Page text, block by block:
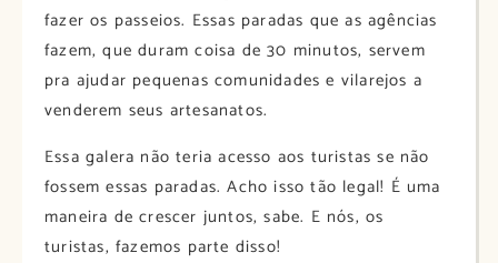
fazer os passeios. Essas paradas que as agências
fazem, que duram coisa de 30 minutos, servem
pra ajudar pequenas comunidades e vilarejos a
venderem seus artesanatos.
Essa galera não teria acesso aos turistas se não
fossem essas paradas. Acho isso tão legal! É uma
maneira de crescer juntos, sabe. E nós, os
turistas, fazemos parte disso!